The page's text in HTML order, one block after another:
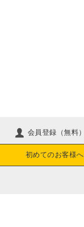
会員登録（無料）
初めてのお客様へ